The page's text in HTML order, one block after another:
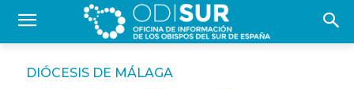
DIÓCESIS DE MÁLAGA